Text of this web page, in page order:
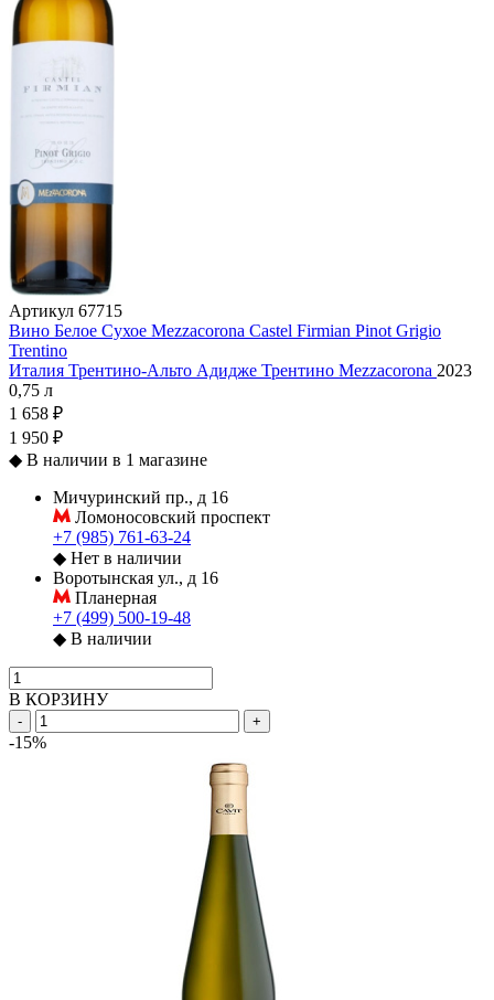
Артикул 67715
Вино Белое Сухое Mezzacorona Castel Firmian Pinot Grigio
Trentino
Италия Трентино-Альто Адидже Трентино Mezzacorona 2023
0,75 л
1 658 ₽
1 950 ₽
◆ В наличии в 1 магазине
Мичуринский пр., д 16
Ломоносовский проспект
+7 (985) 761-63-24
◆ Нет в наличии
Воротынская ул., д 16
Планерная
+7 (499) 500-19-48
◆ В наличии
В КОРЗИНУ
- +
-15%